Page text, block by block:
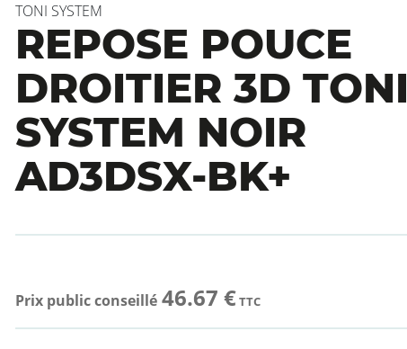
TONI SYSTEM
REPOSE POUCE
DROITIER 3D TONI
SYSTEM NOIR
AD3DSX-BK+
Prix public conseillé 46.67 €TTC